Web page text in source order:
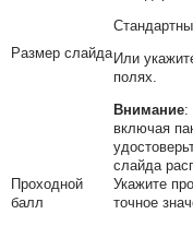
Размер слайдаИли
полях.
Внимание:
включая
слайда
Проходной
балл
Укажите
точное